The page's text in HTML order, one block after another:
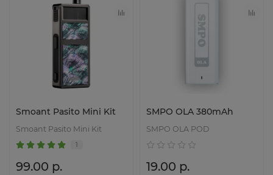
Smoant Pasito Mini Kit
Smoant Pasito Mini Kit
99.00 р.
SMPO OLA 380mAh
SMPO OLA POD
19.00 р.